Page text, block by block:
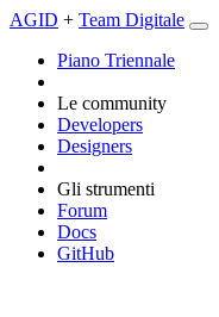
AGID + Team Digitale
Piano Triennale
Le community
Developers
Designers
Gli strumenti
Forum
Docs
GitHub